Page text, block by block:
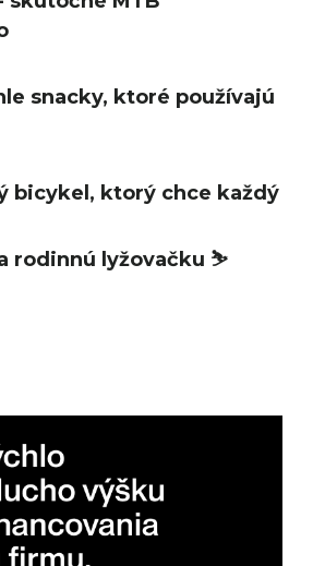
snacky, ktoré používajú
bicykel, ktorý chce každý
rodinnú lyžovačku ⛷️